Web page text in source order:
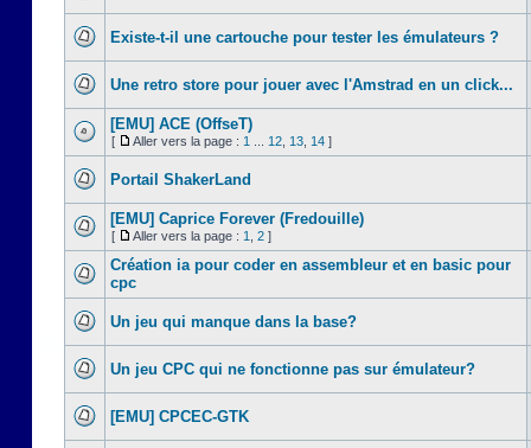
Existe-t-il une cartouche pour tester les émulateurs ?
Une retro store pour jouer avec l'Amstrad en un click...
[EMU] ACE (OffseT)
[ Aller vers la page : 1 12 13 14 ]
Portail ShakerLand
[EMU] Caprice Forever (Fredouille)
[ Aller vers la page : 1 2 ]
Création ia pour coder en assembleur et en basic pour
cpc
Un jeu qui manque dans la base?
Un jeu CPC qui ne fonctionne pas sur émulateur?
[EMU] CPCEC-GTK